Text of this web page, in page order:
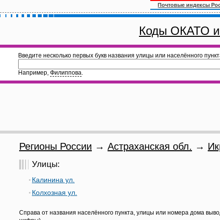
Почтовые индексы
Коды ОКАТО
Введите несколько первых букв названия улицы или населённого
Например, Филиппова.
Регионы России → Астраханская обл. →
Улицы:
Калинина ул.
Колхозная ул.
Справа от названия населённого пункта, улицы или номера дома